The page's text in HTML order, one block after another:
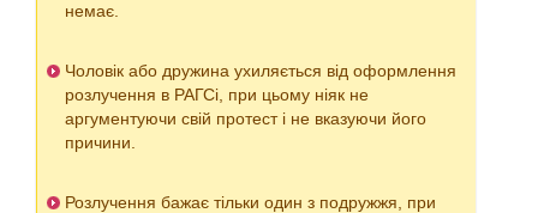
немає.
Чоловік або дружина ухиляється від оформлення
розлучення в РАГСі, при цьому ніяк не
аргументуючи свій протест і не вказуючи його
причини.
Розлучення бажає тільки один з подружжя, при